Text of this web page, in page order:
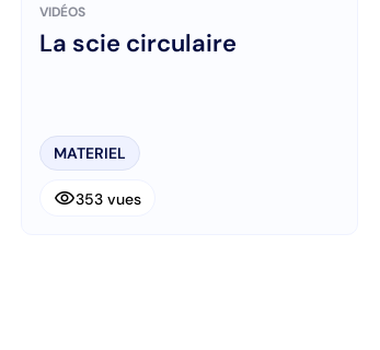
VIDÉOS
La scie circulaire
MATERIEL
visibility353 vues